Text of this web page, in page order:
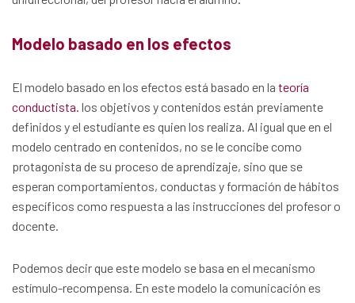
Modelo basado en los efectos
El modelo basado en los efectos está basado en la teoría
conductista. los objetivos y contenidos están previamente
definidos y el estudiante es quien los realiza. Al igual que en el
modelo centrado en contenidos, no se le concibe como
protagonista de su proceso de aprendizaje, sino que se
esperan comportamientos, conductas y formación de hábitos
específicos como respuesta a las instrucciones del profesor o
docente.
Podemos decir que este modelo se basa en el mecanismo
estímulo-recompensa. En este modelo la comunicación es